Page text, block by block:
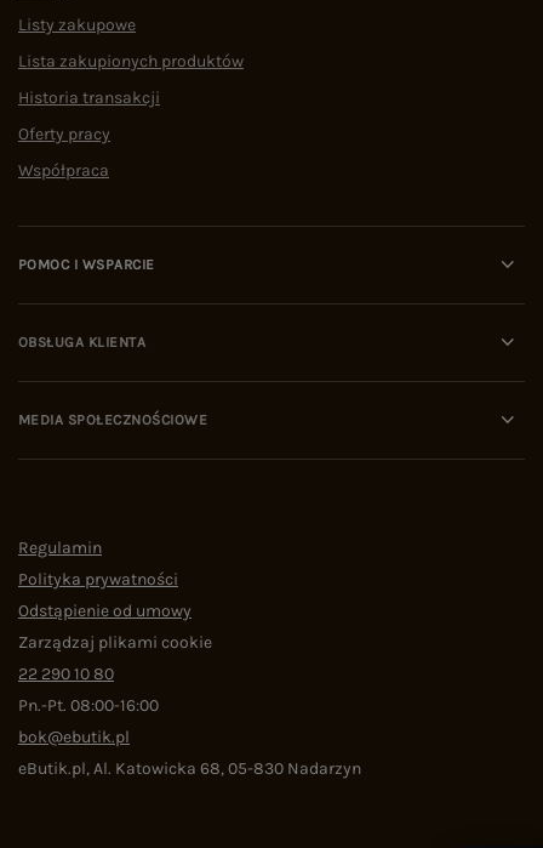
Listy zakupowe
Lista zakupionych produktów
Historia transakcji
Oferty pracy
Współpraca
POMOC I WSPARCIE
OBSŁUGA KLIENTA
MEDIA SPOŁECZNOŚCIOWE
Regulamin
Polityka prywatności
Odstąpienie od umowy
Zarządzaj plikami cookie
22 290 10 80
Pn.-Pt. 08:00-16:00
bok@ebutik.pl
eButik.pl,Al. Katowicka 68,05-830 Nadarzyn